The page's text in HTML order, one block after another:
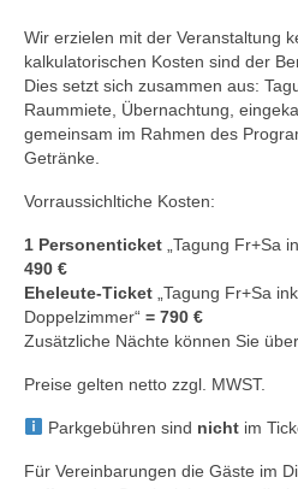
Wir erzielen mit der Veranstaltung
kalkulatorischen Kosten sind der
Dies setzt sich zusammen aus:
Raummiete, Übernachtung,
gemeinsam im Rahmen des
Getränke.
Vorraussichltiche Kosten:
1 Personenticket „Tagung Fr+Sa
490 €
Eheleute-Ticket „Tagung Fr+Sa
Doppelzimmer“ = 790 €
Zusätzliche Nächte können Sie
Preise gelten netto zzgl. MWST.
Parkgebühren sind nichtim
Für Vereinbarungen die Gäste im